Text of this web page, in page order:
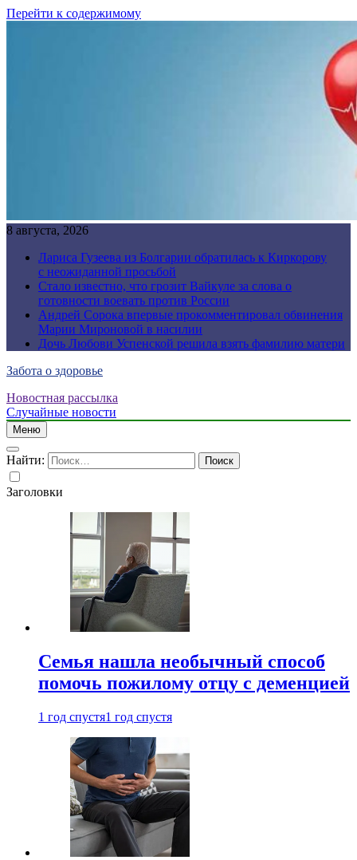
Перейти к содержимому
8 августа, 2026
Лариса Гузеева из Болгарии обратилась к Киркорову
с неожиданной просьбой
Стало известно, что грозит Вайкуле за слова о
готовности воевать против России
Андрей Сорока впервые прокомментировал обвинения
Марии Мироновой в насилии
Дочь Любови Успенской решила взять фамилию матери
Забота о здоровье
Новостная рассылка
Случайные новости
Меню
Найти:
Заголовки
Семья нашла необычный способ
помочь пожилому отцу с деменцией
1 год спустя1 год спустя